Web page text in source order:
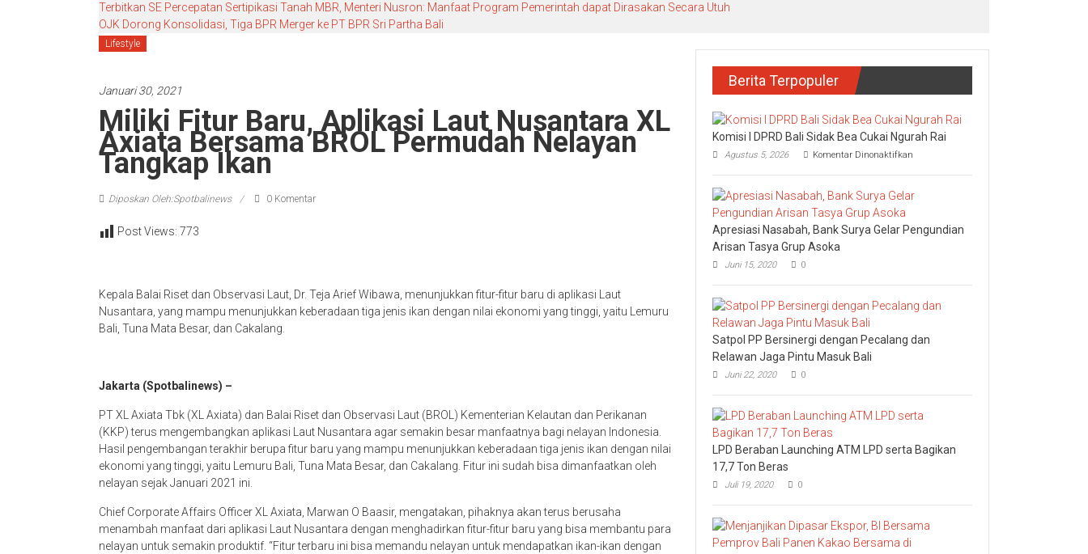
Terbitkan SE Percepatan Sertipikasi Tanah MBR, Menteri Nusron: Manfaat Program Pemerintah dapat Dirasakan Secara Utuh
OJK Dorong Konsolidasi, Tiga BPR Merger ke PT BPR Sri Partha Bali
Lifestyle
Januari 30, 2021
Miliki Fitur Baru, Aplikasi Laut Nusantara XL
Axiata Bersama BROL Permudah Nelayan
Tangkap Ikan
Diposkan Oleh:Spotbalinews 0 Komentar
Post Views: 773
Kepala Balai Riset dan Observasi Laut, Dr. Teja Arief Wibawa, menunjukkan fitur-fitur baru di aplikasi Laut
Nusantara, yang mampu menunjukkan keberadaan tiga jenis ikan dengan nilai ekonomi yang tinggi, yaitu Lemuru
Bali, Tuna Mata Besar, dan Cakalang.
Jakarta (Spotbalinews) –
PT XL Axiata Tbk (XL Axiata) dan Balai Riset dan Observasi Laut (BROL) Kementerian Kelautan dan Perikanan
(KKP) terus mengembangkan aplikasi Laut Nusantara agar semakin besar manfaatnya bagi nelayan Indonesia.
Hasil pengembangan terakhir berupa fitur baru yang mampu menunjukkan keberadaan tiga jenis ikan dengan nilai
ekonomi yang tinggi, yaitu Lemuru Bali, Tuna Mata Besar, dan Cakalang. Fitur ini sudah bisa dimanfaatkan oleh
nelayan sejak Januari 2021 ini.
Chief Corporate Affairs Officer XL Axiata, Marwan O Baasir, mengatakan, pihaknya akan terus berusaha
menambah manfaat dari aplikasi Laut Nusantara dengan menghadirkan fitur-fitur baru yang bisa membantu para
nelayan untuk semakin produktif. “Fitur terbaru ini bisa memandu nelayan untuk mendapatkan ikan-ikan dengan
Berita Terpopuler
Komisi I DPRD Bali Sidak Bea Cukai Ngurah Rai
Agustus 5, 2026 Komentar Dinonaktifkan
I
Bea
Apresiasi Nasabah, Bank Surya Gelar Pengundian
Arisan Tasya Grup Asoka
Juni 15, 2020 0
Satpol PP Bersinergi dengan Pecalang dan
Relawan Jaga Pintu Masuk Bali
Juni 22, 2020 0
LPD Beraban Launching ATM LPD serta Bagikan
17,7 Ton Beras
Juli 19, 2020 0